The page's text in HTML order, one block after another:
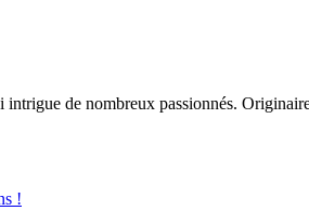
de nombreux passionnés.
!